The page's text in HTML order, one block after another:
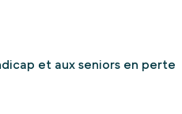
et aux seniors en perte